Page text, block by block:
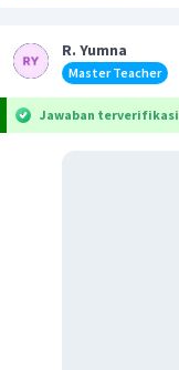
R. Yumna
Master Teacher
Jawaban terverifikasi